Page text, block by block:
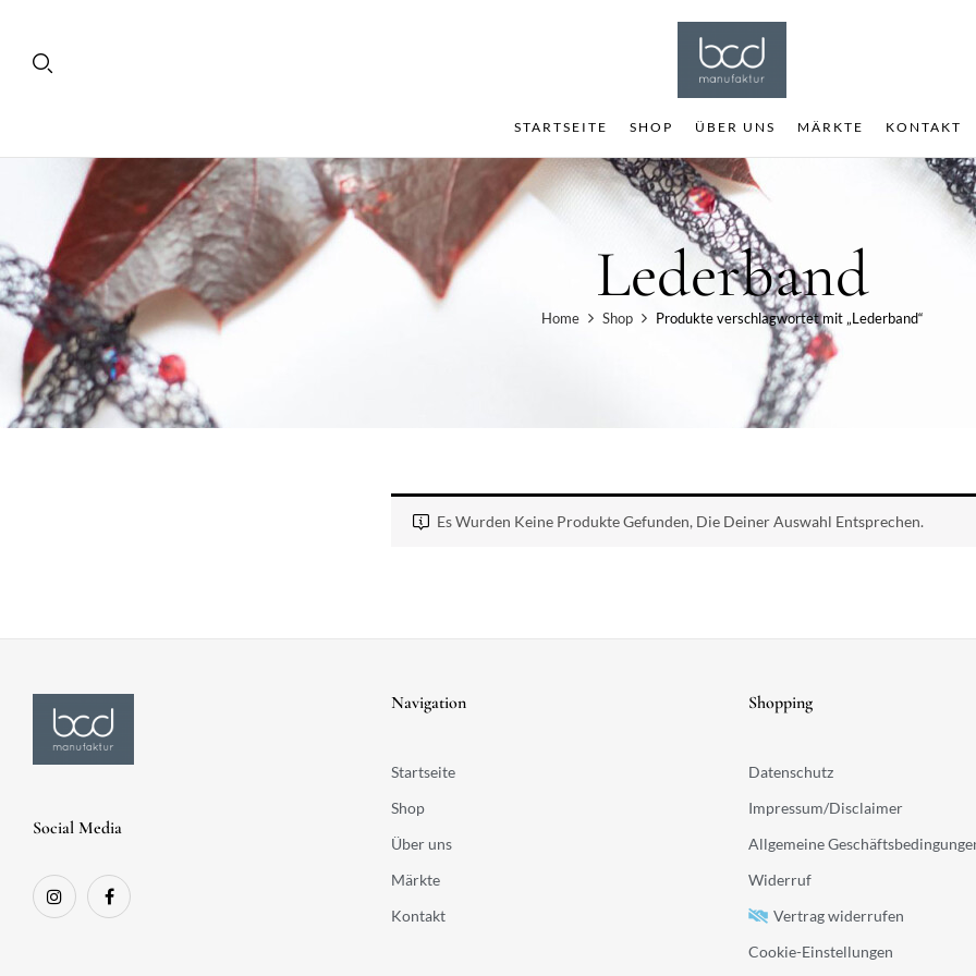
STARTSEITE SHOP ÜBER UNS MÄRKTE KONTAKT
Lederband
Home Shop Produkte verschlagwortet mit „Lederband“
Es Wurden Keine Produkte Gefunden, Die Deiner Auswahl Entsprechen.
Social Media
Navigation
Startseite
Shop
Über uns
Märkte
Kontakt
Shopping
Datenschutz
Impressum/Disclaimer
Allgemeine
Widerruf
Vertrag widerrufen
Cookie-Einstellungen